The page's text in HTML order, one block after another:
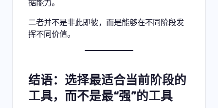
据能力。
二者并不是非此即彼，而是能够在不同阶段发
挥不同价值。
结语：选择最适合当前阶段的
工具，而不是最“强”的工具